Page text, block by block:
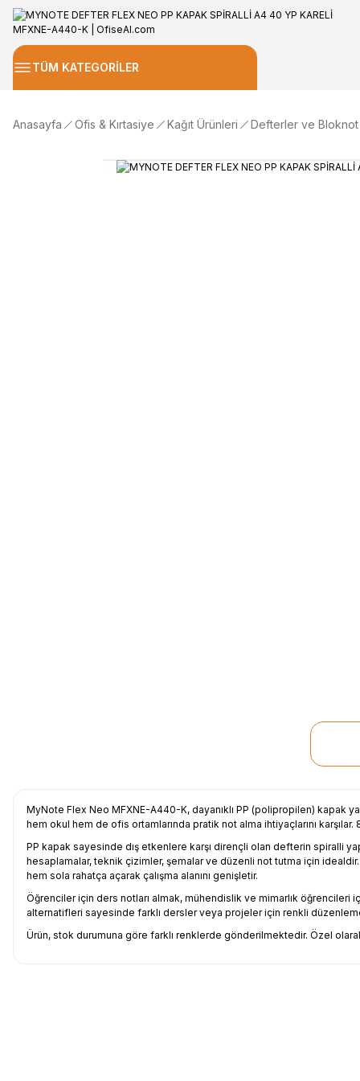
TÜM KATEGORİLER
Anasayfa Ofis & Kırtasiye Kağıt Ürünleri Defterler ve Bloknot
MyNote Flex Neo MFXNE-A440-K, dayanıklı PP (polipropilen) kapak
hem okul hem de ofis ortamlarında pratik not alma ihtiyaçlarını
PP kapak sayesinde dış etkenlere karşı dirençli olan defterin spiralli
hesaplamalar, teknik çizimler, şemalar ve düzenli not tutma için
hem sola rahatça açarak çalışma alanını genişletir.
Öğrenciler için ders notları almak, mühendislik ve mimarlık
alternatifleri sayesinde farklı dersler veya projeler için renkli düzenleme
Ürün, stok durumuna göre farklı renklerde gönderilmektedir. Özel